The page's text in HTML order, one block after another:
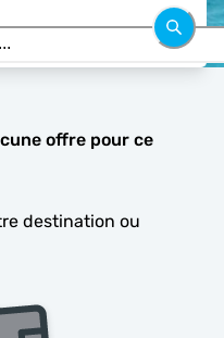
offre pour ce
destination ou